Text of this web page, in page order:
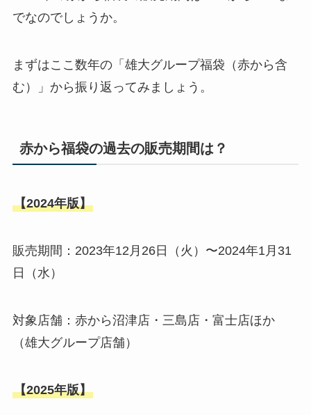
でなのでしょうか。
まずはここ数年の「雄大グループ福袋（赤から含
む）」から振り返ってみましょう。
赤から福袋の過去の販売期間は？
【2024年版】
販売期間：2023年12月26日（火）〜2024年1月31
日（水）
対象店舗：赤から沼津店・三島店・富士店ほか
（雄大グループ店舗）
【2025年版】